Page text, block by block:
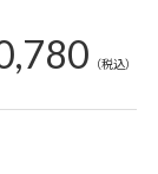
（税込）